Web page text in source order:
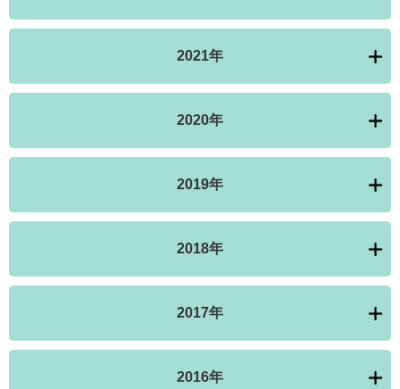
2021年
2020年
2019年
2018年
2017年
2016年